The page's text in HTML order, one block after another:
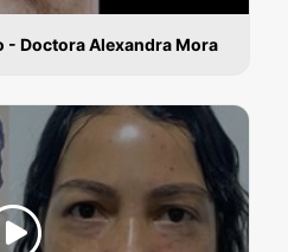
- Doctora Alexandra Mora